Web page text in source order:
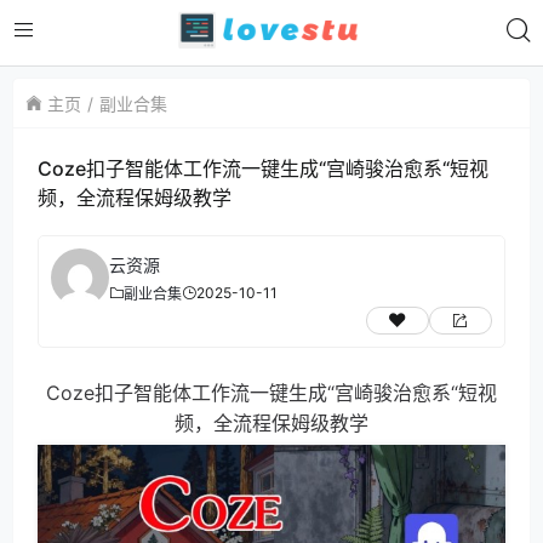
主页 副业合集
Coze扣子智能体工作流一键生成“宫崎骏治愈系“短视
频，全流程保姆级教学
云资源
副业合集 2025-10-11
Coze扣子智能体工作流一键生成“宫崎骏治愈系“短视
频，全流程保姆级教学